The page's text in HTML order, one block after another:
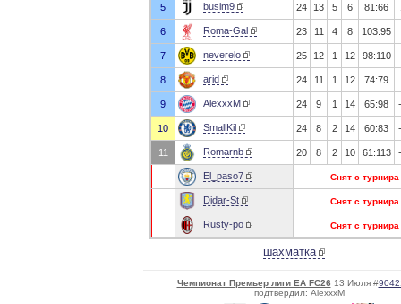
5 busim9 24 13 5 6 81:66
6 Roma-Gal 23 11 4 8 103:95
7 neverelo 25 12 1 12 98:110
8 arid 24 11 1 12 74:79
9 AlexxxM 24 9 1 14 65:98
10 SmallKil 24 8 2 14 60:83
11 Romarnb 20 8 2 10 61:113
El_paso7 Снят с турнира
Didar-St Снят с турнира
Rusty-po Снят с турнира
шахматка
Чемпионат Премьер лиги EA FC26 13 Июля #
подтвердил: AlexxxM